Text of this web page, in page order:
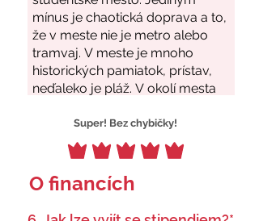
Super! Bez chybičky!
O financích